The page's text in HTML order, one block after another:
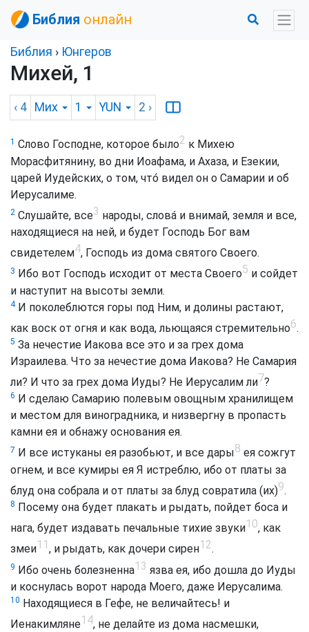
Библия онлайн
Библия › Юнгеров
Михей, 1
‹ 4 Мих 1 YUN 2 ›
1 Слово Господне, которое было2 к Михею
Морасфитянину, во дни Иоафама, и Ахаза, и Езекии,
царей Иудейских, о том, что́ видел он о Самарии и об
Иерусалиме.
2 Слушайте, все3 народы, словá и внимай, земля и все,
находящиеся на ней, и будет Господь Бог вам
свидетелем4, Господь из дома святого Своего.
3 Ибо вот Господь исходит от места Своего5 и сойдет
и наступит на высоты земли.
4И поколеблются горы под Ним, и долины растают,
как воск от огня и как вода, льющаяся стремительно6.
5 За нечестие Иакова все это и за грех дома
Израилева. Что за нечестие дома Иакова? Не Самария
ли? И что за грех дома Иуды? Не Иерусалим ли7?
6 И сделаю Самарию полевым овощным хранилищем
и местом для виноградника, и низвергну в пропасть
камни ея и обнажу основания ея.
7 И все истуканы ея разобьют, и все дары8 ея сожгут
огнем, и все кумиры ея Я истреблю, ибо от платы за
блуд она собрала и от платы за блуд совратила (их)9.
8 Посему она будет плакать и рыдать, пойдет боса и
нага, будет издавать печальные тихие звуки10, как
змеи11 , и рыдать, как дочери сирен12.
9 Ибо очень болезненна13 язва ея, ибо дошла до Иуды
и коснулась ворот народа Моего, даже Иерусалима.
10 Находящиеся в Гефе, не величайтесь! и
Иенакимляне14, не делайте из дома насмешки,